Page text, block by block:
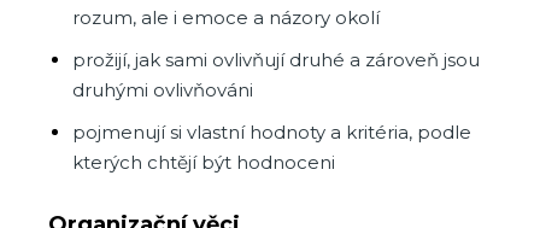
rozum, ale i emoce a názory okolí
prožijí, jak sami ovlivňují druhé a zároveň jsou
druhými ovlivňováni
pojmenují si vlastní hodnoty a kritéria, podle
kterých chtějí být hodnoceni